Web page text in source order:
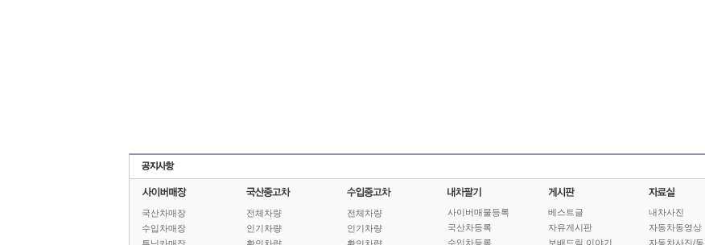
국산차매장
수입차매장
전체차량
인기차량
전체차량
인기차량
사이버매물등록
국산차등록
수입차등록
베스트글
자유게시판
보배드림 이야기
내차사진
자동차동영상
자동차사진/